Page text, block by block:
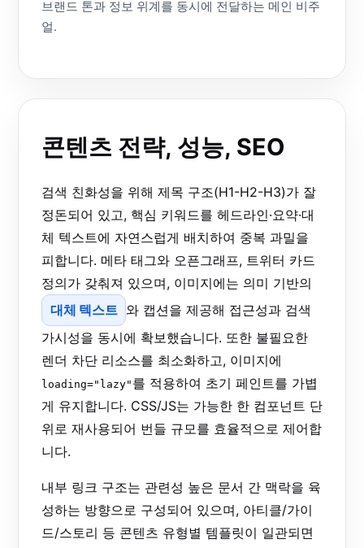
브랜드 톤과 정보 위계를 동시에 전달하는 메인 비주
얼.
콘텐츠 전략, 성능, SEO
검색 친화성을 위해 제목 구조(H1-H2-H3)가 잘
정돈되어 있고, 핵심 키워드를 헤드라인·요약·대
체 텍스트에 자연스럽게 배치하여 중복 과밀을
피합니다. 메타 태그와 오픈그래프, 트위터 카드
정의가 갖춰져 있으며, 이미지에는 의미 기반의
대체 텍스트 와 캡션을 제공해 접근성과 검색
가시성을 동시에 확보했습니다. 또한 불필요한
렌더 차단 리소스를 최소화하고, 이미지에
loading="lazy" 를 적용하여 초기 페인트를 가볍
게 유지합니다. CSS/JS는 가능한 한 컴포넌트 단
위로 재사용되어 번들 규모를 효율적으로 제어합
니다.
내부 링크 구조는 관련성 높은 문서 간 맥락을 육
성하는 방향으로 구성되어 있으며, 아티클/가이
드/스토리 등 콘텐츠 유형별 템플릿이 일관되면